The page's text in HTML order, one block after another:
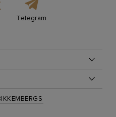
Telegram
эластан 3%
размер 48
Однотонныйводы до 30